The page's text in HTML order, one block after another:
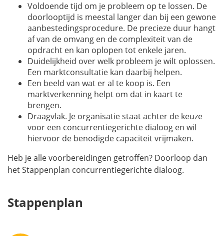
Voldoende tijd om je probleem op te lossen. De
doorlooptijd is meestal langer dan bij een gewone
aanbestedingsprocedure. De precieze duur hangt
af van de omvang en de complexiteit van de
opdracht en kan oplopen tot enkele jaren.
Duidelijkheid over welk probleem je wilt oplossen.
Een marktconsultatie kan daarbij helpen.
Een beeld van wat er al te koop is. Een
marktverkenning helpt om dat in kaart te
brengen.
Draagvlak. Je organisatie staat achter de keuze
voor een concurrentiegerichte dialoog en wil
hiervoor de benodigde capaciteit vrijmaken.
Heb je alle voorbereidingen getroffen? Doorloop dan
het Stappenplan concurrentiegerichte dialoog.
Stappenplan